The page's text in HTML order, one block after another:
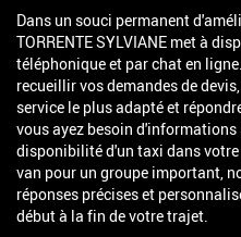
Dans un souci permanent
TORRENTE SYLVIANE met à
téléphonique et par chat en
recueillir vos demandes de
service le plus adapté et
vous ayez besoin
disponibilité d'un taxi dans
van pour un groupe important,
réponses précises et
début à la fin de votre trajet.